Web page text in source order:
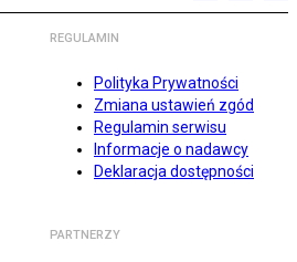
REGULAMIN
Polityka Prywatności
Zmiana ustawień zgód
Regulamin serwisu
Informacje o nadawcy
Deklaracja dostępności
PARTNERZY